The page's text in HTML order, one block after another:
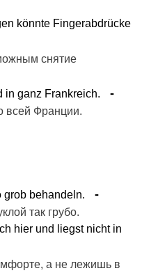
könnte Fingerabdrücke
снятие
in ganz Frankreich.
всей Франции.
grob behandeln.
так грубо.
hier und liegst nicht in
а не лежишь в